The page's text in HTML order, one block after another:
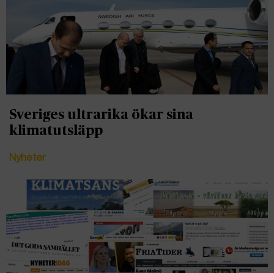
Sveriges ultrarika ökar sina
klimatutsläpp
Nyheter